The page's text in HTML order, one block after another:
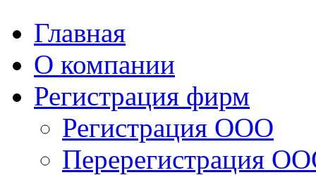
Главная
О компании
Регистрация фирм
Регистрация ООО
Перерегистрация